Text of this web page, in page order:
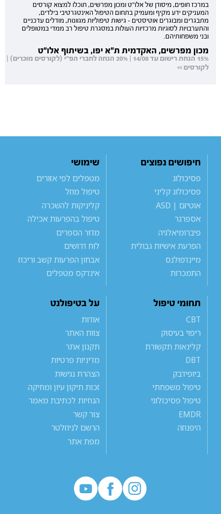
במרכז חופים, מיסודן של אלו"ט ומכון מפרשים, תוכלו למצוא קורסים
המעניקים ידע מקיף ומעמיק בתחום הטיפול האינטגרטיבי בילדים,
מתבגרים ומבוגרים אוטיסטים - גישות טיפוליות מגוונות, מודלים עדכניים
והתערבויות לסוגיות מרכזיות העולות במסגרת טיפול רב ממדי במטופלים
ובני משפחותיהם.
מכון מפרשים, האקדמית ת"א יפו, בשיתוף אלו"ט
15% הנחת רישום עד 14/08 | 20% הנחה לחברי הפ"י (לקורסים מוכרים) |
לקורסים >>
חיפושים נפוצים
פסיכולוג
פסיכולוג קליני
אוטיזם | ASD
אספרגר
פיברומיאלגיה
הפרעת אישיות גבולית
מיינדפולנס
התמכרות
שימושי
מטפלים לפי אזורים
טיפול מוזל
קליניקות להשכרה
טיפול בהפרעות אכילה
מדור הספרים
לוח דרושים
אבחון הפרעות קשב וריכוז
אינדקס מטפלים
תחומי טיפול
CBT
ריפוי בעיסוק
קלינאות תקשורת
DBT
ביופידבק
טיפול משפחתי
טיפול פסיכולוגי
EMDR
היפנוזה
על בטיפולנט
אודות
צוות האתר
תקנון אתר
מדיניות פרטיות
הצהרת נגישות
זכות תיקון עיון ומחיקה
הנחיות לכתיבת מאמר
צור קשר
הרשם לניוזלטר
מפת אתר